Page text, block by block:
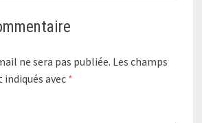
ne sera pas publiée. Les champs
avec *